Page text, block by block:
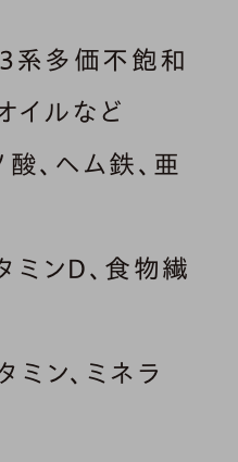
多価不飽和
イルなど
、ヘム鉄、亜
ンD、食物繊
ン、ミネラ